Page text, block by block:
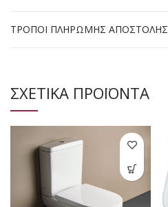
ΤΡΟΠΟΙ ΠΛΗΡΩΜΗΣ ΑΠΟΣΤΟΛΗΣ
ΣΧΕΤΙΚΑ ΠΡΟΪΟΝΤΑ